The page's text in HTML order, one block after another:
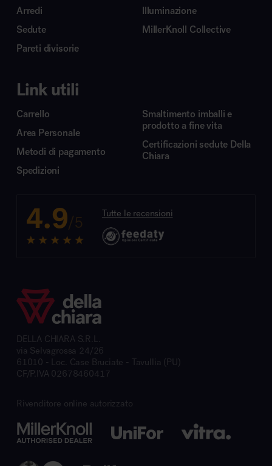
Arredi
Sedute
Pareti divisorie
Illuminazione
MillerKnoll Collective
Link utili
Carrello
Area Personale
Metodi di pagamento
Spedizioni
Smaltimento imballi e
prodotto a fine vita
Certificazioni sedute Della
Chiara
4.9/5 Tutte le recensioni
DELLA CHIARA S.R.L.
via Selvagrossa 24/26
61010 - Loc. Case Bruciate - Tavullia (PU)
CF/P.IVA 02678460417
Rivenditore online autorizzato